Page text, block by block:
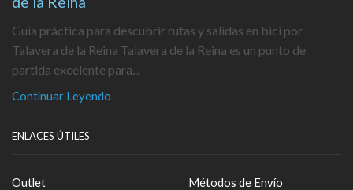
Guía práctica para descubrir rutas y salidas en bici por
Talavera de la Reina Talavera de la Reina es un punto de
partida excelente para...
Continuar Leyendo
ENLACES ÚTILES
Outlet
Métodos de Envío